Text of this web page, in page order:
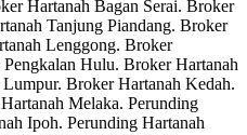
Hartanah Bagan Serai. Broker
Tanjung Piandang. Broker
Lenggong. Broker
Hulu. Broker Hartanah
Broker Hartanah Kedah.
Melaka. Perunding
Ipoh. Perunding Hartanah